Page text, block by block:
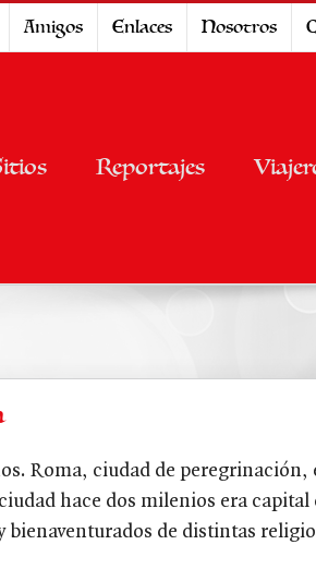
Amigos Enlaces Nosotros
Reportajes
Roma, ciudad de peregrinación,
hace dos milenios era
bienaventurados de distintas